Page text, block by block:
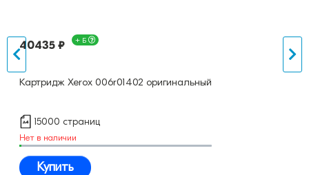
40435 ₽ + Б
Картридж Xerox 006r01402 оригинальный
15000 страниц
Нет в наличии
Купить